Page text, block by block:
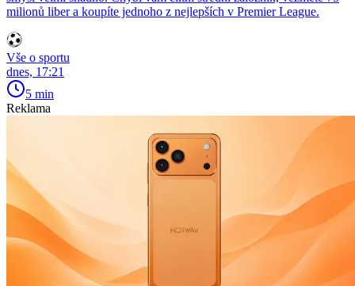
milionů liber a koupíte jednoho z nejlepších v Premier League.
Vše o sportu
dnes, 17:21
5 min
Reklama